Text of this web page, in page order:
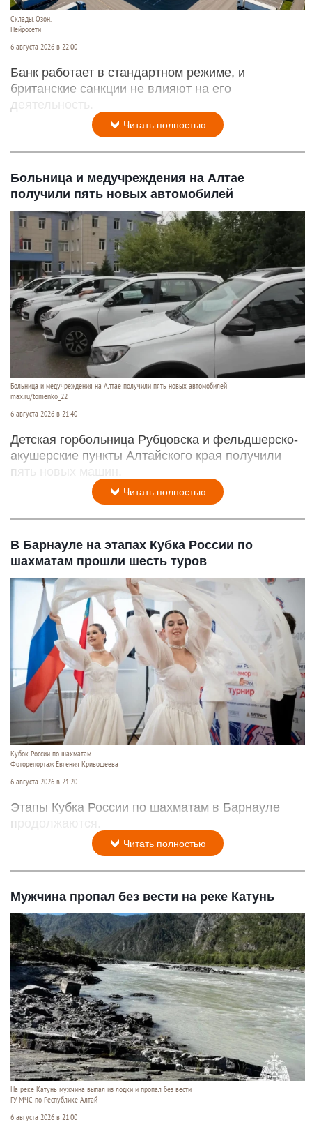
Склады. Озон.
Нейросети
6 августа 2026 в 22:00
Банк работает в стандартном режиме, и
британские санкции не влияют на его
деятельность.
Читать полностью
Больница и медучреждения на Алтае
получили пять новых автомобилей
Больница и медучреждения на Алтае получили пять новых автомобилей
max.ru/tomenko_22
6 августа 2026 в 21:40
Детская горбольница Рубцовска и фельдшерско-
акушерские пункты Алтайского края получили
пять новых машин.
Читать полностью
В Барнауле на этапах Кубка России по
шахматам прошли шесть туров
Кубок России по шахматам
Фоторепортаж Евгения Кривошеева
6 августа 2026 в 21:20
Этапы Кубка России по шахматам в Барнауле
продолжаются.
Читать полностью
Мужчина пропал без вести на реке Катунь
На реке Катунь мужчина выпал из лодки и пропал без вести
ГУ МЧС по Республике Алтай
6 августа 2026 в 21:00